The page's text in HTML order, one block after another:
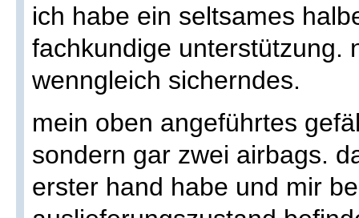
ich habe ein seltsames
fachkundige unterstützung.
wenngleich sicherndes.
mein oben angeführtes
sondern gar zwei airbags.
erster hand habe und mir